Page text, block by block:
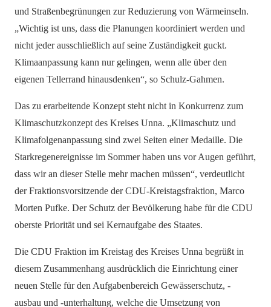
und Straßenbegrünungen zur Reduzierung von Wärmeinseln.
„Wichtig ist uns, dass die Planungen koordiniert werden und
nicht jeder ausschließlich auf seine Zuständigkeit guckt.
Klimaanpassung kann nur gelingen, wenn alle über den
eigenen Tellerrand hinausdenken“, so Schulz-Gahmen.
Das zu erarbeitende Konzept steht nicht in Konkurrenz zum
Klimaschutzkonzept des Kreises Unna. „Klimaschutz und
Klimafolgenanpassung sind zwei Seiten einer Medaille. Die
Starkregenereignisse im Sommer haben uns vor Augen geführt,
dass wir an dieser Stelle mehr machen müssen“, verdeutlicht
der Fraktionsvorsitzende der CDU-Kreistagsfraktion, Marco
Morten Pufke. Der Schutz der Bevölkerung habe für die CDU
oberste Priorität und sei Kernaufgabe des Staates.
Die CDU Fraktion im Kreistag des Kreises Unna begrüßt in
diesem Zusammenhang ausdrücklich die Einrichtung einer
neuen Stelle für den Aufgabenbereich Gewässerschutz, -
ausbau und -unterhaltung, welche die Umsetzung von